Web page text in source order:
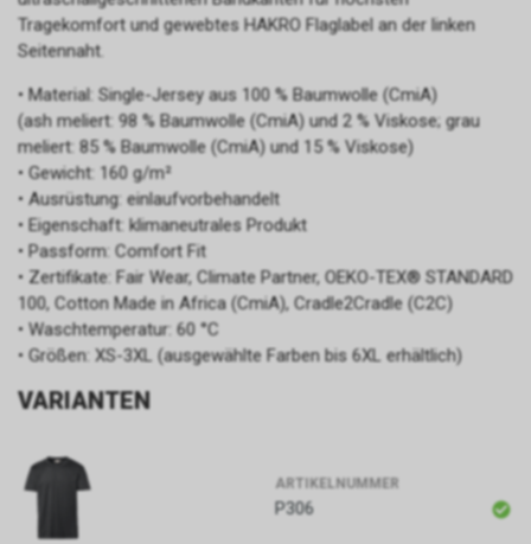
Tragekomfort und gewebtes HAKRO Flaglabel an der linken
Seitennaht.
• Material: Single-Jersey aus 100 % Baumwolle (CmiA)
(ash meliert: 98 % Baumwolle (CmiA) und 2 % Viskose; grau
meliert: 85 % Baumwolle (CmiA) und 15 % Viskose)
• Gewicht: 160 g/m²
• Ausrüstung: einlaufvorbehandelt
• Eigenschaft: klimaneutrales Produkt
• Passform: Comfort Fit
• Zertifikate: Fair Wear, Climate Partner, OEKO-TEX® STANDARD
100, Cotton Made in Africa (CmiA), Cradle2Cradle (C2C)
• Waschtemperatur: 60 °C
• Größen: XS-3XL (ausgewählte Farben bis 6XL erhältlich)
VARIANTEN
ARTIKELNUMMER
P306